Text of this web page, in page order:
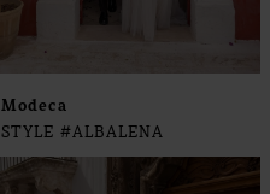
Modeca
STYLE #ALBALENA